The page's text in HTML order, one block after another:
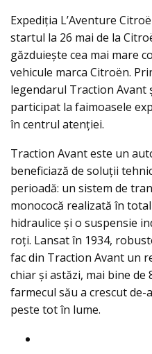
Expediția L’Aventure
startul la 26 mai de la
găzduiește cea mai mare
vehicule marca Citroën.
legendarul Traction Avant
participat la faimoasele
în centrul atenției.
Traction Avant este un
beneficiază de soluții
perioadă: un sistem de
monococă realizată în
hidraulice și o suspensie
roți. Lansat în 1934,
fac din Traction Avant un
chiar și astăzi, mai bine de
farmecul său a crescut
peste tot în lume.